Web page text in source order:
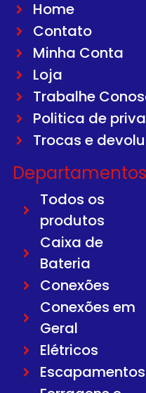
Home
Contato
Minha Conta
Loja
Trabalhe
Politica de
Trocas e
Departamentos
Todos os
produtos
Caixa de
Bateria
Conexões
Conexões em
Geral
Elétricos
Escapamentos